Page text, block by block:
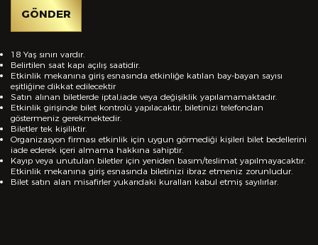
GÖNDER
18 Yaş sınırı vardır.
Belirtilen saat kapı açılış saatidir.
Etkinlik mekanına giriş esnasında etkinliğe katılan bay-bayan sayısı
eşitliğine dikkat edilecektir
Satın alınan biletlerde iptal,iade veya değişiklik yapılamamaktadır.
Etkinlik girişinde bilet kontrolü yapılacaktır, biletinizi telefondan
göstermeniz gerekmektedir.
Biletler tek kişiliktir.
Organizasyon firması etkinlik için uygun görmediği kişileri bilet bedellerini
iade ederek içeri almama hakkına sahiptir.
Kayıp veya unutulan biletler için yeniden basım/teslimat yapılmayacaktır.
Etkinlik mekanına giriş esnasında biletinizi ibraz etmeniz zorunludur.
Bilet satın alan misafirler yukarıdaki kuralları kabul etmiş sayılırlar.
Eklemek İstedikleriniz *